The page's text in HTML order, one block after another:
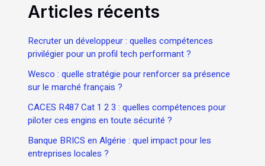
Articles récents
Recruter un développeur : quelles compétences
privilégier pour un profil tech performant ?
Wesco : quelle stratégie pour renforcer sa présence
sur le marché français ?
CACES R487 Cat 1 2 3 : quelles compétences pour
piloter ces engins en toute sécurité ?
Banque BRICS en Algérie : quel impact pour les
entreprises locales ?